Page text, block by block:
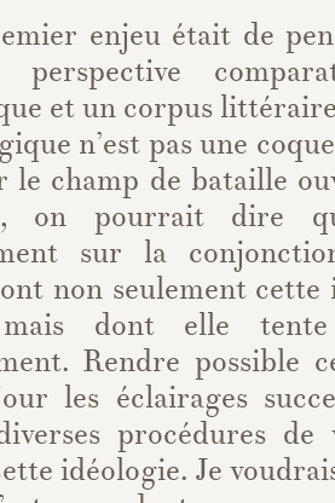
enjeu était de
perspective
et un corpus
n’est pas une
le champ de bataille
on pourrait dire
sur la
non seulement cette
dont elle tente
Rendre possible
les éclairages
procédures de
idéologie. Je